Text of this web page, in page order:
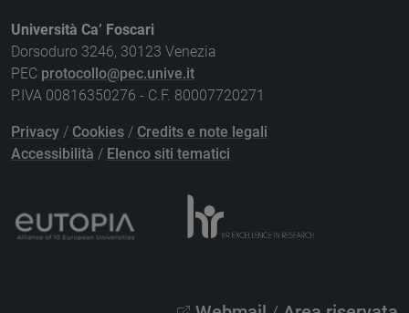
Università Ca’ Foscari
Dorsoduro 3246, 30123 Venezia
PEC protocollo@pec.unive.it
P.IVA 00816350276 - C.F. 80007720271
Privacy / Cookies / Credits e note legali
Accessibilità / Elenco siti tematici